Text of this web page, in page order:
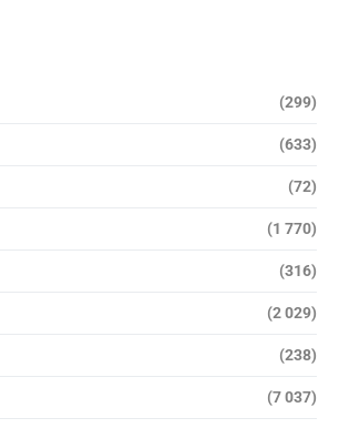
(299)
(633)
(72)
(1 770)
(316)
(2 029)
(238)
(7 037)